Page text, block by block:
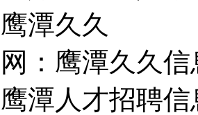
潭久久
：鹰潭久久
潭人才招聘